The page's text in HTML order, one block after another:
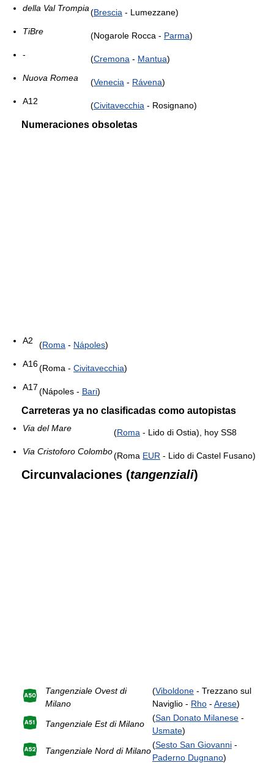
della Val Trompia(Brescia - Lumezzane)
TiBre
(Nogarole Rocca - Parma)
-
(Cremona - Mantua)
Nuova Romea
(Venecia - Rávena)
A12
(Civitavecchia - Rosignano)
Numeraciones obsoletas
A2 (Roma - Nápoles)
A16(Roma - Civitavecchia)
A17(Nápoles - Bari)
Carreteras ya no clasificadas como autopistas
Via del Mare (Roma - Lido di Ostia), hoy SS8
Via Cristoforo Colombo(Roma EUR - Lido di Castel Fusano)
Circunvalaciones (tangenziali)
Tangenziale Ovest di
Milano
(Viboldone - Trezzano sul
Naviglio - Rho - Arese)
Tangenziale Est di Milano
(San Donato Milanese -
Usmate)
Tangenziale Nord di Milano
(Sesto San Giovanni -
Paderno Dugnano)